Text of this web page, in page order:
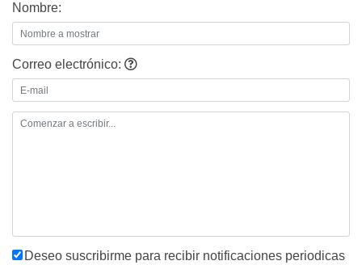
Nombre:
Correo electrónico:
Deseo suscribirme para recibir notificaciones periodicas